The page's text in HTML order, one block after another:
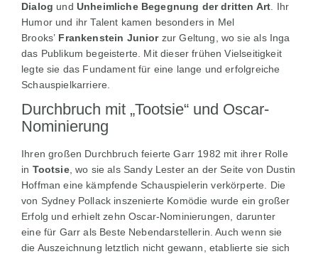
Dialog und Unheimliche Begegnung der dritten Art . Ihr
Humor und ihr Talent kamen besonders in Mel
Brooks’ Frankenstein Juniorzur Geltung, wo sie als Inga
das Publikum begeisterte. Mit dieser frühen Vielseitigkeit
legte sie das Fundament für eine lange und erfolgreiche
Schauspielkarriere.
Durchbruch mit „Tootsie“ und Oscar-
Nominierung
Ihren großen Durchbruch feierte Garr 1982 mit ihrer Rolle
in Tootsie, wo sie als Sandy Lester an der Seite von Dustin
Hoffman eine kämpfende Schauspielerin verkörperte. Die
von Sydney Pollack inszenierte Komödie wurde ein großer
Erfolg und erhielt zehn Oscar-Nominierungen, darunter
eine für Garr als Beste Nebendarstellerin. Auch wenn sie
die Auszeichnung letztlich nicht gewann, etablierte sie sich